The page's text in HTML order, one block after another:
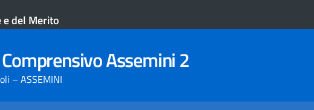
del Merito
Assemini 2
– ASSEMINI